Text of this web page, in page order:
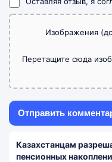
Изображения
Перетащите сюда
Казахстанцам
пенсионных